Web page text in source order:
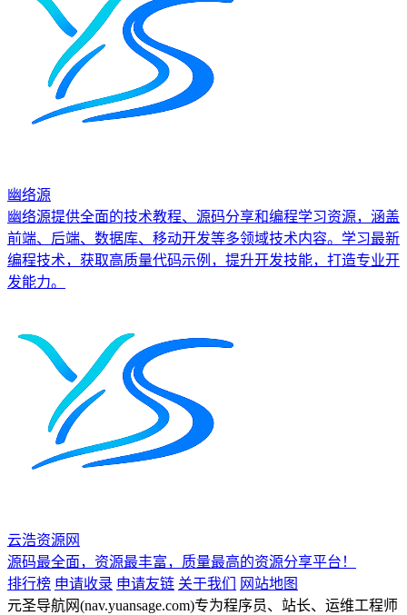
幽络源
幽络源提供全面的技术教程、源码分享和编程学习资源，涵盖
前端、后端、数据库、移动开发等多领域技术内容。学习最新
编程技术，获取高质量代码示例，提升开发技能，打造专业开
发能力。
云浩资源网
源码最全面，资源最丰富，质量最高的资源分享平台！
排行榜 申请收录 申请友链 关于我们
网站地图
元圣导航网(nav.yuansage.com)专为程序员、站长、运维工程师